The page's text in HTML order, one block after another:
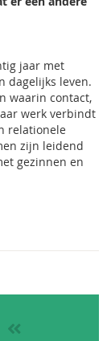
jaar met
dagelijks leven.
waarin contact,
werk verbindt
relationele
zijn leidend
gezinnen en